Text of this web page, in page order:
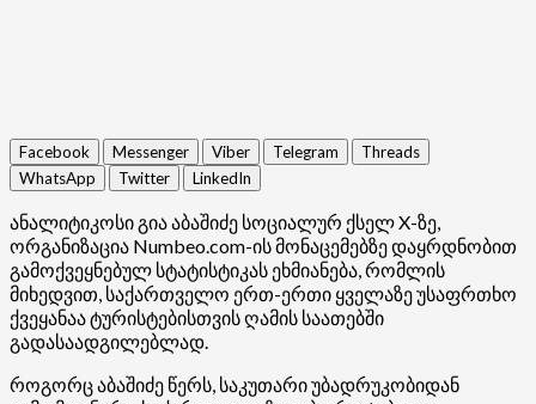
Facebook Messenger Viber Telegram
Threads
WhatsApp
Twitter LinkedIn
ანალიტიკოსი გია აბაშიძე სოციალურ ქსელ X-ზე,
ორგანიზაცია Numbeo.com-ის მონაცემებზე დაყრდნობით
გამოქვეყნებულ სტატისტიკას ეხმიანება, რომლის
მიხედვით, საქართველო ერთ-ერთი ყველაზე უსაფრთხო
ქვეყანაა ტურისტებისთვის ღამის საათებში
გადასაადგილებლად.
როგორც აბაშიძე წერს, საკუთარი უბადრუკობიდან